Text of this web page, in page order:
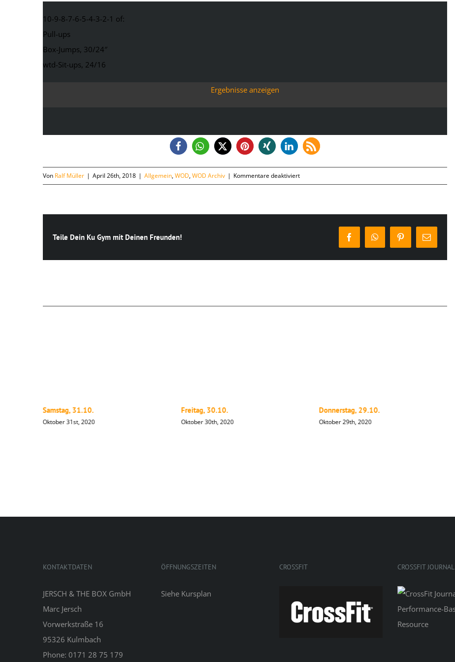
10-9-8-7-6-5-4-3-2-1 of:
Pull-ups
Box-Jumps, 30/24″
wtd-Sit-ups, 24/16
Ergebnisse anzeigen
Von Ralf Müller | April 26th, 2018 | Allgemein,WOD,WOD Archiv | Kommentare deaktiviertfür
Donnerstag,
Teile Dein Ku Gym mit Deinen Freunden! FacebookWhatsAppPinterest
E-
Mail
Samstag, 31.10.
Oktober 31st, 2020
Freitag, 30.10.
Oktober 30th, 2020
Donnerstag, 29.10.
Oktober 29th, 2020
KONTAKTDATEN
JERSCH & THE BOX GmbH
Marc Jersch
Vorwerkstraße 16
95326 Kulmbach
Phone: 0171 28 75 179
ÖFFNUNGSZEITEN
Siehe Kursplan
CROSSFIT CROSSFIT JOURNAL